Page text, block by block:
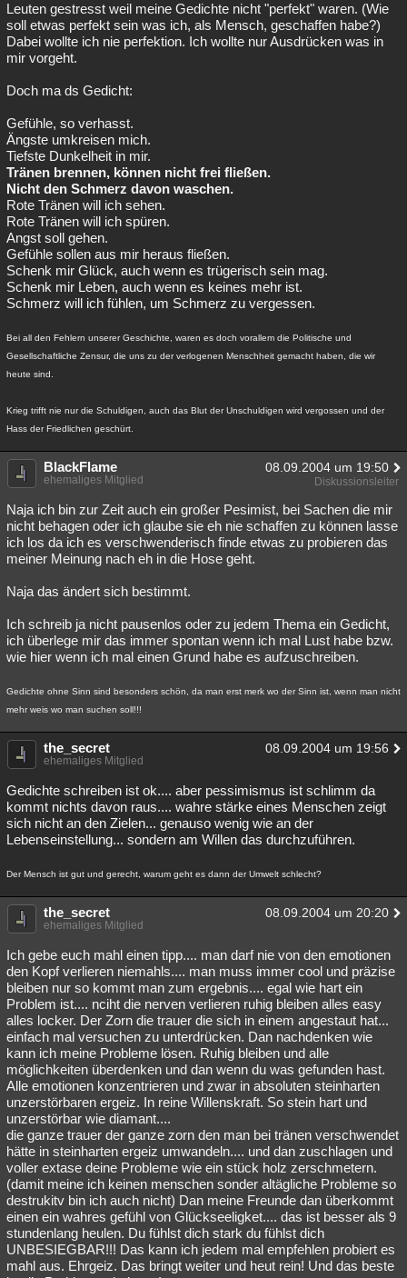
Leuten gestresst weil meine Gedichte nicht "perfekt" waren. (Wie
soll etwas perfekt sein was ich, als Mensch, geschaffen habe?)
Dabei wollte ich nie perfektion. Ich wollte nur Ausdrücken was in
mir vorgeht.
Doch ma ds Gedicht:
Gefühle, so verhasst.
Ängste umkreisen mich.
Tiefste Dunkelheit in mir.
Tränen brennen, können nicht frei fließen.
Nicht den Schmerz davon waschen.
Rote Tränen will ich sehen.
Rote Tränen will ich spüren.
Angst soll gehen.
Gefühle sollen aus mir heraus fließen.
Schenk mir Glück, auch wenn es trügerisch sein mag.
Schenk mir Leben, auch wenn es keines mehr ist.
Schmerz will ich fühlen, um Schmerz zu vergessen.
Bei all den Fehlern unserer Geschichte, waren es doch vorallem die Politische und
Gesellschaftliche Zensur, die uns zu der verlogenen Menschheit gemacht haben, die wir
heute sind.
Krieg trifft nie nur die Schuldigen, auch das Blut der Unschuldigen wird vergossen und der
Hass der Friedlichen geschürt.
BlackFlame 08.09.2004 um 19:50
ehemaliges Mitglied Diskussionsleiter
Naja ich bin zur Zeit auch ein großer Pesimist, bei Sachen die mir
nicht behagen oder ich glaube sie eh nie schaffen zu können lasse
ich los da ich es verschwenderisch finde etwas zu probieren das
meiner Meinung nach eh in die Hose geht.
Naja das ändert sich bestimmt.
Ich schreib ja nicht pausenlos oder zu jedem Thema ein Gedicht,
ich überlege mir das immer spontan wenn ich mal Lust habe bzw.
wie hier wenn ich mal einen Grund habe es aufzuschreiben.
Gedichte ohne Sinn sind besonders schön, da man erst merk wo der Sinn ist, wenn man nicht
mehr weis wo man suchen soll!!!
the_secret 08.09.2004 um 19:56
ehemaliges Mitglied
Gedichte schreiben ist ok.... aber pessimismus ist schlimm da
kommt nichts davon raus.... wahre stärke eines Menschen zeigt
sich nicht an den Zielen... genauso wenig wie an der
Lebenseinstellung... sondern am Willen das durchzuführen.
Der Mensch ist gut und gerecht, warum geht es dann der Umwelt schlecht?
the_secret 08.09.2004 um 20:20
ehemaliges Mitglied
Ich gebe euch mahl einen tipp.... man darf nie von den emotionen
den Kopf verlieren niemahls.... man muss immer cool und präzise
bleiben nur so kommt man zum ergebnis.... egal wie hart ein
Problem ist.... nciht die nerven verlieren ruhig bleiben alles easy
alles locker. Der Zorn die trauer die sich in einem angestaut hat...
einfach mal versuchen zu unterdrücken. Dan nachdenken wie
kann ich meine Probleme lösen. Ruhig bleiben und alle
möglichkeiten überdenken und dan wenn du was gefunden hast.
Alle emotionen konzentrieren und zwar in absoluten steinharten
unzerstörbaren ergeiz. In reine Willenskraft. So stein hart und
unzerstörbar wie diamant....
die ganze trauer der ganze zorn den man bei tränen verschwendet
hätte in steinharten ergeiz umwandeln.... und dan zuschlagen und
voller extase deine Probleme wie ein stück holz zerschmetern.
(damit meine ich keinen menschen sonder altägliche Probleme so
destrukitv bin ich auch nicht) Dan meine Freunde dan überkommt
einen ein wahres gefühl von Glückseeligket.... das ist besser als 9
stundenlang heulen. Du fühlst dich stark du fühlst dich
UNBESIEGBAR!!! Das kann ich jedem mal empfehlen probiert es
mahl aus. Ehrgeiz. Das bringt weiter und heut rein! Und das beste